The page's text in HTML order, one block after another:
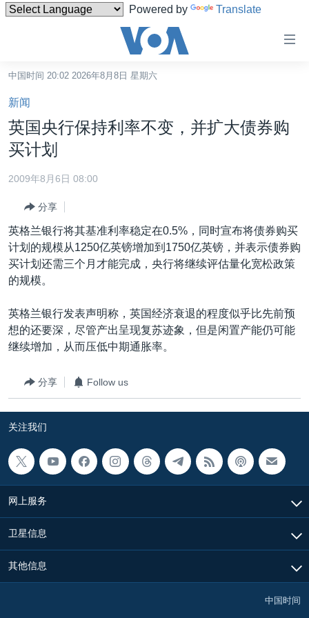
Powered by Translate
碍
链
接
跳
转
内
转
到
导
航
转
到
检
中国
国际
最新国际新闻
印太
中东
欧洲
非洲
全球议题
分类新闻
经济·金融·贸易
人权·法律·宗教
科教·文娱·体健
军事
环境
美中关系
热点专题
白宫要闻
国会报道
美国建国250周年
埃博拉疫情
重要讲话与声明
台海两岸关系
关注西藏
关注新疆
VOA视频
VOA今日焦点
关注我们
其他语言网站
中国时间 20:02 2026年8月8日 星期六
新闻
英国央行保持利率不变，并扩大债券购
买计划
2009年8月6日 08:00
分享
英格兰银行将其基准利率稳定在0.5%，同时宣布将债券购买
计划的规模从1250亿英镑增加到1750亿英镑，并表示债券购
买计划还需三个月才能完成，央行将继续评估量化宽松政策
的规模。
英格兰银行发表声明称，英国经济衰退的程度似乎比先前预
想的还要深，尽管产出呈现复苏迹象，但是闲置产能仍可能
继续增加，从而压低中期通胀率。
分享 Follow us
关注我们
网上服务
卫星信息
其他信息
中国时间